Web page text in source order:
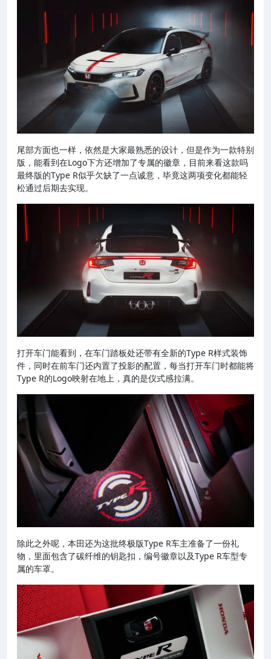
尾部方面也一样，依然是大家最熟悉的设计，但是作为一款特别
版，能看到在Logo下方还增加了专属的徽章，目前来看这款吗
最终版的Type R似乎欠缺了一点诚意，毕竟这两项变化都能轻
松通过后期去实现。
打开车门能看到，在车门踏板处还带有全新的Type R样式装饰
件，同时在前车门还内置了投影的配置，每当打开车门时都能将
Type R的Logo映射在地上，真的是仪式感拉满。
除此之外呢，本田还为这批终极版Type R车主准备了一份礼
物，里面包含了碳纤维的钥匙扣，编号徽章以及Type R车型专
属的车罩。